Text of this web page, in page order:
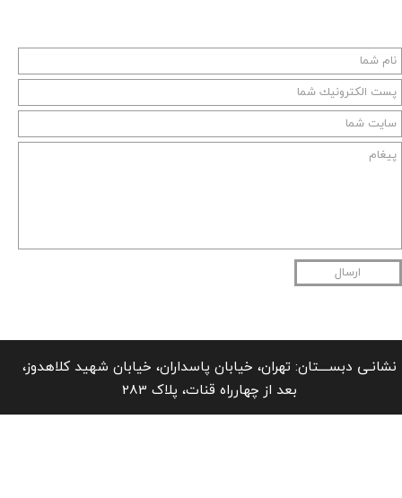
ارسال
نشانـی دبســــتان: تهران، خیابان پاسداران، خیابان شهید کلاهدوز،
بعد از چهارراه قنات، پلاک 283